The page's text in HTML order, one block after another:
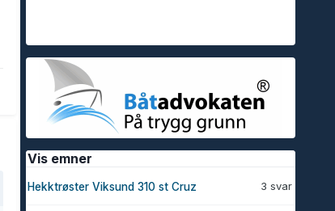
Vis emner
3 svar
Hekktrøster Viksund 310 st Cruz